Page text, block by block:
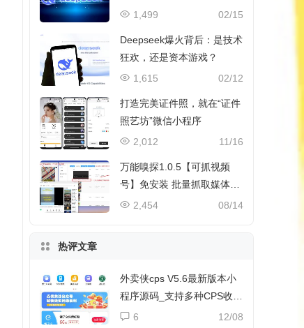
住AI创业风口？
02/15
1,499
Deepseek爆火背后：是技术
狂欢，还是资本游戏？
02/12
1,615
打造完美证件照，就在“证件
照艺坊”微信小程序
11/16
2,012
万能嗅探1.0.5【可抓视频
号】免安装 批量抓取媒体文
件
08/14
2,454
热评文章
外卖侠cps V5.6最新版本小
程序源码_支持多种CPS收益
和流量主收益
12/08
6